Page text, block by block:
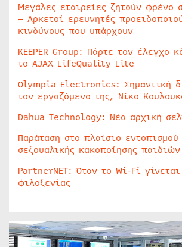
Μεγάλες εταιρείες ζητούν φρένο
– Αρκετοί ερευνητές
κινδύνους που υπάρχουν
KEEPER Group: Πάρτε τον έλεγχο
το AJAX LifeQuality Lite
Olympia Electronics: Σημαντική
τον εργαζόμενο της, Νίκο
Dahua Technology: Νέα αρχική
Παράταση στο πλαίσιο
σεξουαλικής κακοποίησης παιδιών
PartnerNET: Όταν το Wi-Fi
φιλοξενίας